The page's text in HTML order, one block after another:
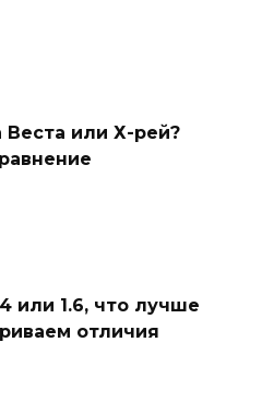
или Х-рей?
или 1.6, что лучше
отличия